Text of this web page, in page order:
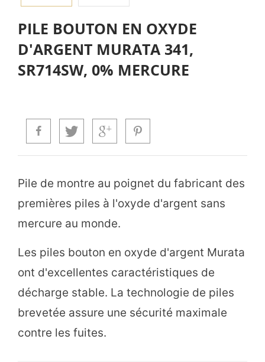
PILE BOUTON EN OXYDE
D'ARGENT MURATA 341,
SR714SW, 0% MERCURE
Pile de montre au poignet du fabricant des
premières piles à l'oxyde d'argent sans
mercure au monde.
Les piles bouton en oxyde d'argent Murata
ont d'excellentes caractéristiques de
décharge stable. La technologie de piles
brevetée assure une sécurité maximale
contre les fuites.